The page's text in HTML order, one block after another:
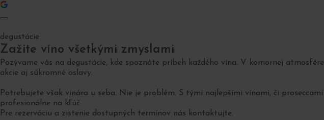
degustácie
Zažite víno všetkými zmyslami
Pozývame vás na degustácie, kde spoznáte príbeh každého vína. V komornej
akcie aj súkromné oslavy.
Potrebujete však vinára u seba. Nie je problém. S tými najlepšími vínami, či
profesionálne na kľúč.
Pre rezerváciu a zistenie dostupných termínov nás kontaktujte.